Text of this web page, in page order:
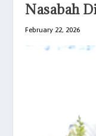
Nasabah
February 22, 2026